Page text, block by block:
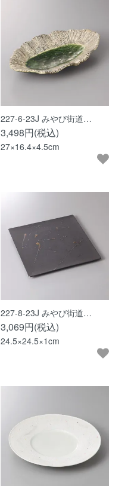
227-6-23J みやび街道…
3,498円(税込)
27×16.4×4.5cm
227-8-23J みやび街道…
3,069円(税込)
24.5×24.5×1cm